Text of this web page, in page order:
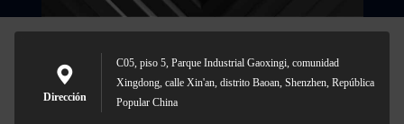
Dirección
C05, piso 5, Parque Industrial Gaoxingi, comunidad
Xingdong, calle Xin'an, distrito Baoan, Shenzhen, República
Popular China